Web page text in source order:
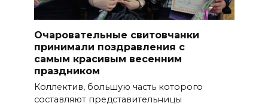
Очаровательные свитовчанки
принимали поздравления с
самым красивым весенним
праздником
Коллектив, большую часть которого
составляют представительницы